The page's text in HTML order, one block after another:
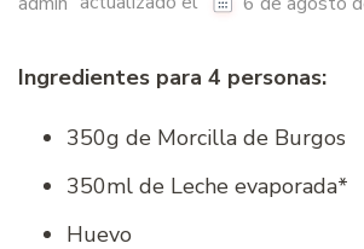
Ingredientes para 4 personas:
350g de Morcilla de Burgos
350ml de Leche evaporada*
Huevo